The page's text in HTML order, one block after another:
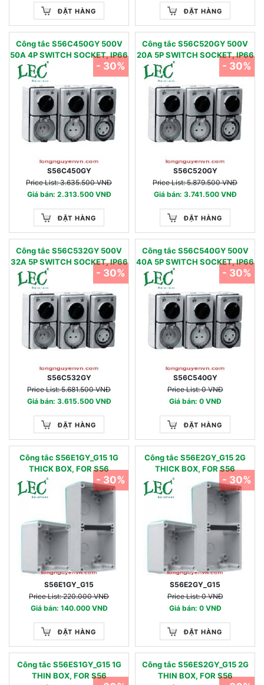
ĐẶT HÀNG ĐẶT HÀNG
Công tắc S56C450GY 500V
50A 4P SWITCH SOCKET, IP66
S56C450GY
Price List: 3.635.500 VNĐ
Giá bán: 2.313.500 VNĐ
ĐẶT HÀNG
- 30%
Công tắc S56C520GY 500V
20A 5P SWITCH SOCKET, IP66
S56C520GY
Price List: 5.879.500 VNĐ
Giá bán: 3.741.500 VNĐ
ĐẶT HÀNG
- 30%
Công tắc S56C532GY 500V
32A 5P SWITCH SOCKET, IP66
S56C532GY
Price List: 5.681.500 VNĐ
Giá bán: 3.615.500 VNĐ
ĐẶT HÀNG
- 30%
Công tắc S56C540GY 500V
40A 5P SWITCH SOCKET, IP66
S56C540GY
Price List: 0 VNĐ
Giá bán: 0 VNĐ
ĐẶT HÀNG
- 30%
Công tắc S56E1GY_G15 1G
THICK BOX, FOR S56
S56E1GY_G15
Price List: 220.000 VNĐ
Giá bán: 140.000 VNĐ
ĐẶT HÀNG
- 30%
Công tắc S56E2GY_G15 2G
THICK BOX, FOR S56
S56E2GY_G15
Price List: 0 VNĐ
Giá bán: 0 VNĐ
ĐẶT HÀNG
- 30%
Công tắc S56ES1GY_G15 1G
THIN BOX, FOR S56
Công tắc S56ES2GY_G15 2G
THIN BOX, FOR S56